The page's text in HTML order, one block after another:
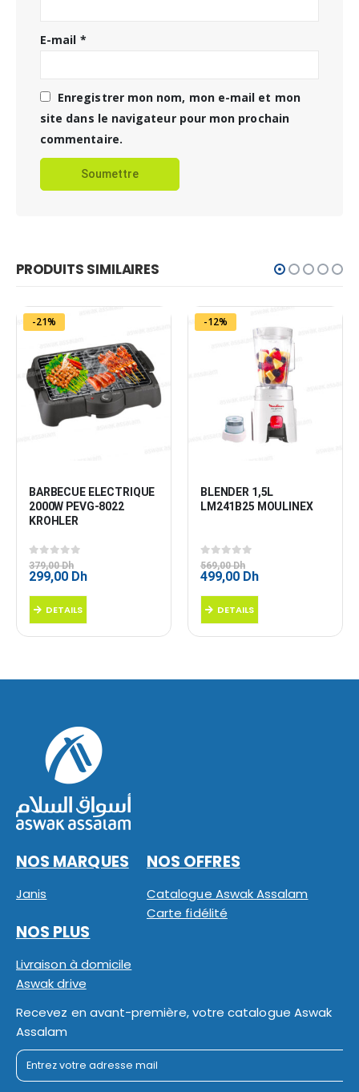
E-mail *
Enregistrer mon nom, mon e-mail et mon
site dans le navigateur pour mon prochain
commentaire.
PRODUITS SIMILAIRES
-21%
BARBECUE ELECTRIQUE
2000W PEVG-8022
KROHLER
0sur 5
379,00Dh
Le
était :
379,00 Dh.
299,00 DhLe
DETAILS
-12%
BLENDER 1,5L
LM241B25 MOULINEX
0sur 5
569,00Dh
Le
était :
569,00 Dh.
499,00 DhLe
DETAILS
NOS MARQUES
Janis
NOS OFFRES
Catalogue Aswak Assalam
Carte fidélité
NOS PLUS
Livraison à domicile
Aswak drive
Recevez en avant-première, votre catalogue Aswak
Assalam